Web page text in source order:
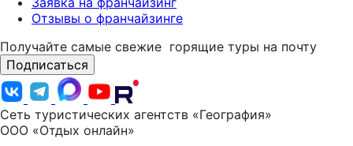
Отзывы о франчайзинге
Получайте самые свежие горящие туры на почту
Подписаться
Сеть туристических агентств «География»
ООО «Отдых онлайн»